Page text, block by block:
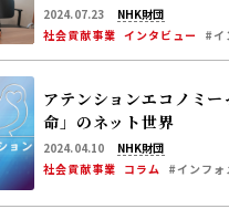
2024.07.23
NHK財団
社会貢献事業 インタビュー #イ
アテンションエコノミ
命」のネット世界
2024.04.10
NHK財団
社会貢献事業 コラム #インフォ